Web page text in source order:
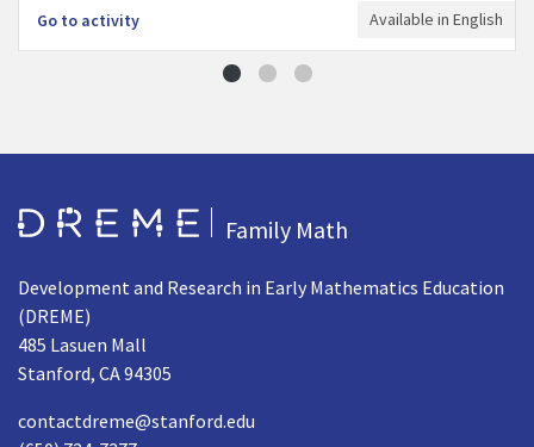
Go to activity Available in English
Go to Home page Family Math
Development and Research in Early Mathematics Education
(DREME)
485 Lasuen Mall
Stanford, CA 94305
contactdreme@stanford.edu